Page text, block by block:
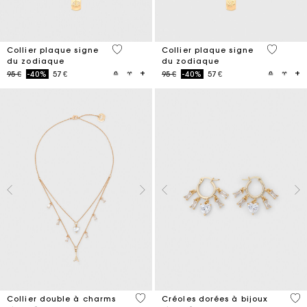
Collier plaque signe
du zodiaque
Price reduced from
95 €to-40% 57 €
3,2 out of 5 Customer Rating
Collier plaque signe
du zodiaque
Price reduced from
95 €to-40% 57 €
5 out of
Collier double à charms
4,7 out of 5 Customer Rating
Créoles dorées à bijoux
4,1